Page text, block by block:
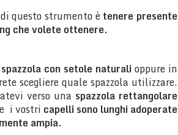
di questo strumento ètenere presente
che volete ottenere.
spazzola con setole naturalioppure in
scegliere quale spazzola utilizzare.
verso una spazzola rettangolare
i vostri capelli sono lunghi adoperate
ampia.